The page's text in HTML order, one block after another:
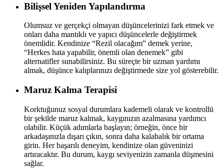
Bilişsel Yeniden Yapılandırma
Olumsuz ve gerçekçi olmayan düşüncelerinizi fark etmek ve
onları daha mantıklı ve yapıcı düşüncelerle değiştirmek
önemlidir. Kendinize “Rezil olacağım” demek yerine,
“Herkes hata yapabilir, önemli olan denemek” gibi
alternatifler sunabilirsiniz. Bu süreçte bir uzman yardımı
almak, düşünce kalıplarınızı değiştirmede size yol gösterebilir.
Maruz Kalma Terapisi
Korktuğunuz sosyal durumlara kademeli olarak ve kontrollü
bir şekilde maruz kalmak, kaygınızın azalmasına yardımcı
olabilir. Küçük adımlarla başlayın; örneğin, önce bir
arkadaşınızla dışarı çıkın, sonra daha kalabalık bir ortama
girin. Her başarılı deneyim, kendinize olan güveninizi
artıracaktır. Bu durum, kaygı seviyenizin zamanla düşmesini
sağlar.